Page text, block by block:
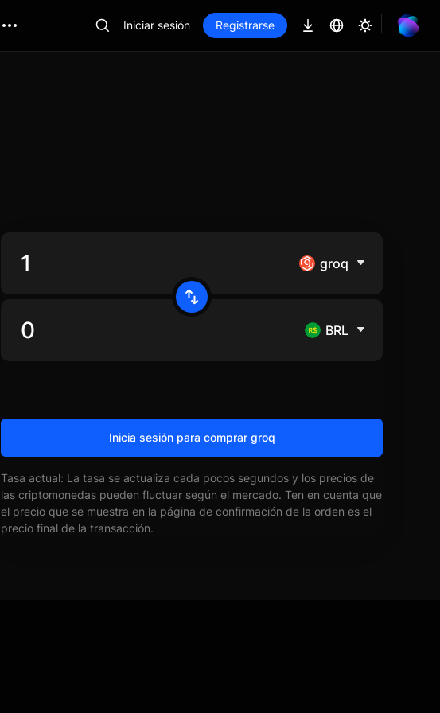
Iniciar sesión Registrarse
groq
BRL
Inicia sesión para comprar groq
Tasa actual: La tasa se actualiza cada pocos segundos y los precios de
las criptomonedas pueden fluctuar según el mercado. Ten en cuenta que
el precio que se muestra en la página de confirmación de la orden es el
precio final de la transacción.